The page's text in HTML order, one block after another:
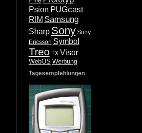
Psion PUGcast
RIM Samsung
Sharp Sony Sony
Ericsson Symbol
Treo TX Visor
WebOS Werbung
Tagesempfehlungen